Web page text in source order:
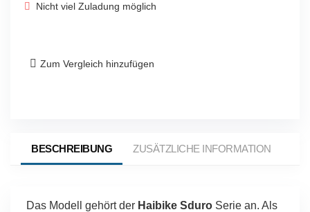
Nicht viel Zuladung möglich
Zum Vergleich hinzufügen
BESCHREIBUNG ZUSÄTZLICHE INFORMATION
Das Modell gehört der Haibike SduroSerie an. Als